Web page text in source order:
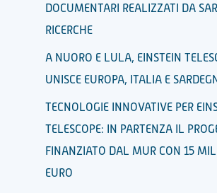
DOCUMENTARI REALIZZATI DA
RICERCHE
A NUORO E LULA, EINSTEIN
UNISCE EUROPA, ITALIA E
TECNOLOGIE INNOVATIVE PER
TELESCOPE: IN PARTENZA IL
FINANZIATO DAL MUR CON 15
EURO